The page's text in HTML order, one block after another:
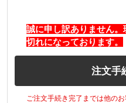
誠に申し訳ありません
切れになっております。
注文手
ご注文手続き完了までは他の